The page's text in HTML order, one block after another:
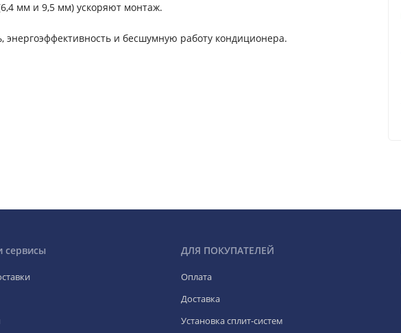
мм и 9,5 мм) ускоряют монтаж.
энергоэффективность и бесшумную работу кондиционера.
сервисы ДЛЯ ПОКУПАТЕЛЕЙ
Оплата
Доставка
Установка сплит-систем